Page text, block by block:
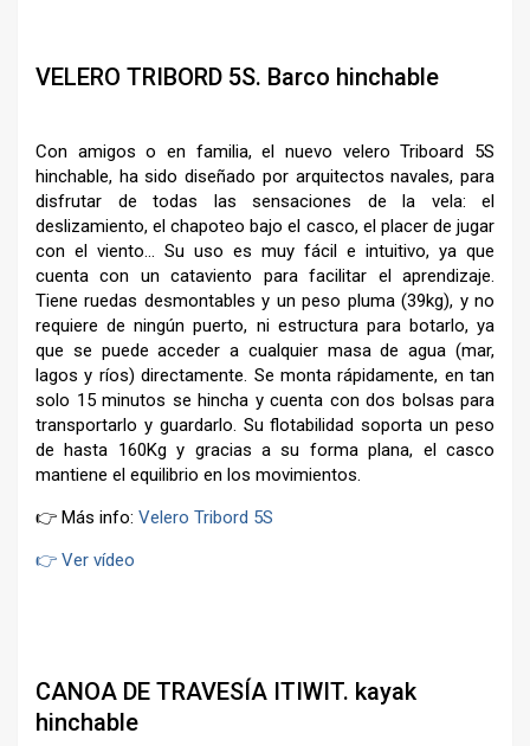
VELERO TRIBORD 5S. Barco hinchable
Con amigos o en familia, el nuevo velero Triboard 5S
hinchable, ha sido diseñado por arquitectos navales, para
disfrutar de todas las sensaciones de la vela: el
deslizamiento, el chapoteo bajo el casco, el placer de jugar
con el viento… Su uso es muy fácil e intuitivo, ya que
cuenta con un cataviento para facilitar el aprendizaje.
Tiene ruedas desmontables y un peso pluma (39kg), y no
requiere de ningún puerto, ni estructura para botarlo, ya
que se puede acceder a cualquier masa de agua (mar,
lagos y ríos) directamente. Se monta rápidamente, en tan
solo 15 minutos se hincha y cuenta con dos bolsas para
transportarlo y guardarlo. Su flotabilidad soporta un peso
de hasta 160Kg y gracias a su forma plana, el casco
mantiene el equilibrio en los movimientos.
👉 Más info: Velero Tribord 5S
👉 Ver vídeo
CANOA DE TRAVESÍA ITIWIT. kayak
hinchable